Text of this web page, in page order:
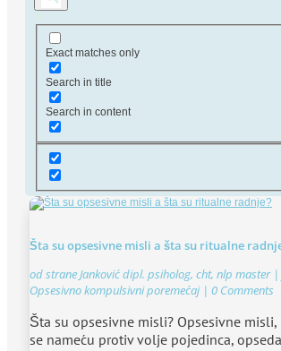
Exact matches only
Search in title
Search in content
Šta su opsesivne misli a šta su ritualne
od straneJanković dipl. psiholog, cht, nlp master|
Opsesivno kompulsivni poremećaj| 0 Comments
Šta su opsesivne misli? Opsesivne
se nameću protiv volje pojedinca,